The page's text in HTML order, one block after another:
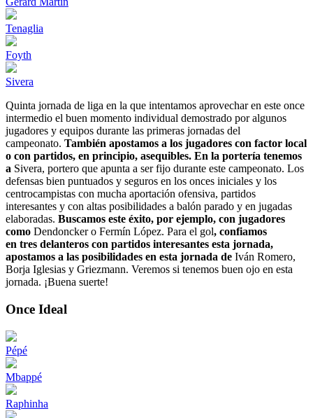
Tenaglia
Foyth
Sivera
Quinta jornada de liga en la que intentamos aprovechar en este once
intermedio el buen momento individual demostrado por algunos
jugadores y equipos durante las primeras jornadas del
campeonato. También apostamos a los jugadores con factor local
o con partidos, en principio, asequibles. En la portería tenemos
a Sivera, portero que apunta a ser fijo durante este campeonato. Los
defensas bien puntuados y seguros en los onces iniciales y los
centrocampistas con mucha aportación ofensiva, partidos
interesantes y con altas posibilidades a balón parado y en jugadas
elaboradas. Buscamos este éxito, por ejemplo, con jugadores
como Dendoncker o Fermín López. Para el gol, confiamos
en tres delanteros con partidos interesantes esta jornada,
apostamos a las posibilidades en esta jornada de Iván Romero,
Borja Iglesias y Griezmann. Veremos si tenemos buen ojo en esta
jornada. ¡Buena suerte!
Once Ideal
Pépé
Mbappé
Raphinha